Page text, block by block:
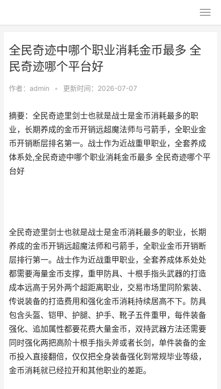
全民奇迹中哪个职业消耗金币最多 全
民奇迹哪个平台好
作者： admin • 更新时间：2026-07-07
摘要：全民奇迹里剑士也就是战士是金币消耗最多的职
业，长期养成的金币开销远超魔法师与弓箭手，全职业金
币开销断层排名第一。战士作为近战重甲职业，全套养成
体系处,全民奇迹中哪个职业消耗金币最多 全民奇迹哪个平
台好
全民奇迹里剑士也就是战士是金币消耗最多的职业，长期
养成的金币开销远超魔法师和弓箭手，全职业金币开销断
层排行第一。战士作为近战重甲职业，全套养成体系处处
都需要海量金币支撑，重甲防具、十根手指头武器的打造
成本远高于另外两个超距离职业，交易市场里同阶紫装、
传说装备的打造费用和强化金币消耗持续居高不下。防具
包含头盔、铠甲、护腿、护手、靴子五件重甲，每件装备
强化、追加属性都要花费大量金币，双持武器方法还需要
同时强化两把高阶十根手指头斧或者长剑，单件装备的金
币投入直接翻倍，仅仅把全身装备强化到常规毕业等级，
金币消耗就已经拉开和其他职业的差距。